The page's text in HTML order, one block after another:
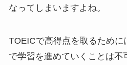
なってしまいますよね。
TOEICで高得点を取るために
で学習を進めていくことは不